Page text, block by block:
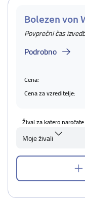
Bolezen von
Povprečni čas
Podrobno
Cena:
Cena za vzreditelje:
Žival za katero
Moje živali